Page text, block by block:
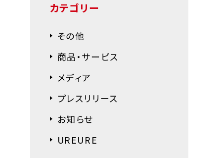
カテゴリー
その他
商品・サービス
メディア
プレスリリース
お知らせ
UREURE